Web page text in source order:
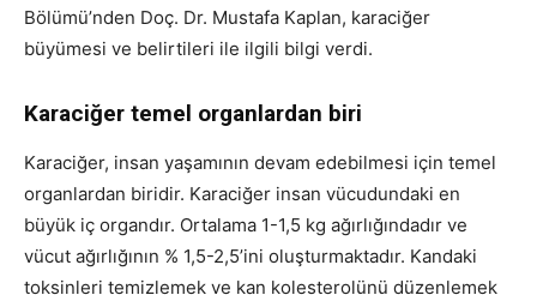
Bölümü’nden Doç. Dr. Mustafa Kaplan, karaciğer
büyümesi ve belirtileri ile ilgili bilgi verdi.
Karaciğer temel organlardan biri
Karaciğer, insan yaşamının devam edebilmesi için temel
organlardan biridir. Karaciğer insan vücudundaki en
büyük iç organdır. Ortalama 1-1,5 kg ağırlığındadır ve
vücut ağırlığının % 1,5-2,5’ini oluşturmaktadır. Kandaki
toksinleri temizlemek ve kan kolesterolünü düzenlemek